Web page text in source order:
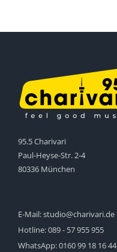
95.5 Charivari
Paul-Heyse-Str. 2-4
80336 München
E-Mail:studio@charivari.de
Hotline:089 - 57 955 955
WhatsApp:0160 99 18 16 44